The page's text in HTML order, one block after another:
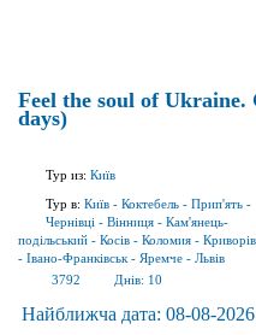
Feel the soul of
days)
Тур из: Київ
Тур в: Київ - Коктебель - Прип'ять -
Чернівці - Вінниця - Кам'янець-
подільський - Косів - Коломия -
- Івано-Франківськ - Яремче - Львів
3792
Днів: 10
Найближча дата: 08-08-2026